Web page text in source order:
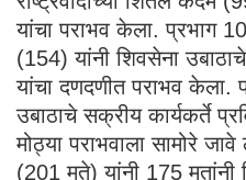
यांचा पराभव केला. प्रभाग
(154) यांनी शिवसेना
यांचा दणदणीत पराभव केला.
उबाठाचे सक्रीय कार्यकर्ते
मोठ्या पराभवाला सामोरे
(201 मते) यांनी 175 मतांनी